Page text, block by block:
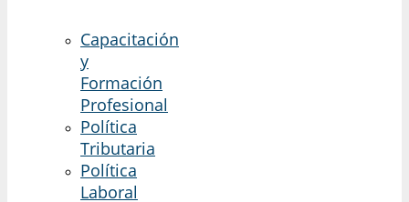
Capacitación
y
Formación
Profesional
Política
Tributaria
Política
Laboral